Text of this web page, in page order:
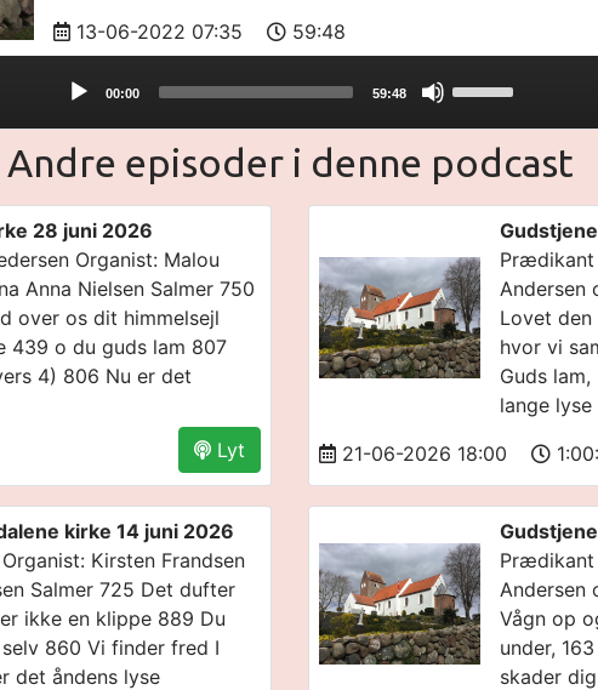
13-06-2022 07:35 59:48
00:00 59:48
keys
increase
or
decrease
volume.
Andre episoder i denne podcast
28 juni 2026
Organist: Malou
Anna Nielsen Salmer 750
over os dit himmelsejl
439 o du guds lam 807
4) 806 Nu er det
Lyt
Prædikant
Andersen
Lovet
hvor vi
Guds
lange
21-06-2026 18:00
kirke 14 juni 2026
Kirsten Frandsen
Salmer 725 Det dufter
ikke en klippe 889 Du
860 Vi finder fred I
det åndens lyse
Prædikant
Andersen
Vågn op
under,
skader